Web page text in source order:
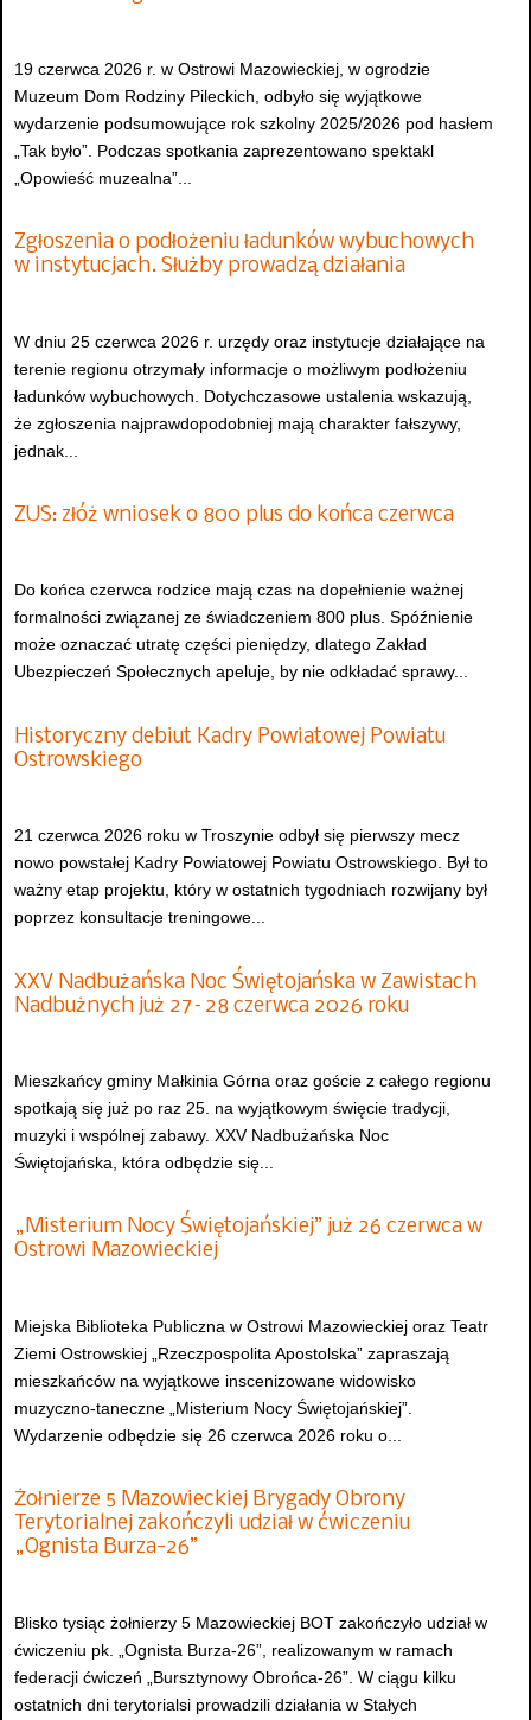
19 czerwca 2026 r. w Ostrowi Mazowieckiej, w ogrodzie
Muzeum Dom Rodziny Pileckich, odbyło się wyjątkowe
wydarzenie podsumowujące rok szkolny 2025/2026 pod hasłem
„Tak było”. Podczas spotkania zaprezentowano spektakl
„Opowieść muzealna”...
Zgłoszenia o podłożeniu ładunków wybuchowych
w instytucjach. Służby prowadzą działania
W dniu 25 czerwca 2026 r. urzędy oraz instytucje działające na
terenie regionu otrzymały informacje o możliwym podłożeniu
ładunków wybuchowych. Dotychczasowe ustalenia wskazują,
że zgłoszenia najprawdopodobniej mają charakter fałszywy,
jednak...
ZUS: złóż wniosek o 800 plus do końca czerwca
Do końca czerwca rodzice mają czas na dopełnienie ważnej
formalności związanej ze świadczeniem 800 plus. Spóźnienie
może oznaczać utratę części pieniędzy, dlatego Zakład
Ubezpieczeń Społecznych apeluje, by nie odkładać sprawy...
Historyczny debiut Kadry Powiatowej Powiatu
Ostrowskiego
21 czerwca 2026 roku w Troszynie odbył się pierwszy mecz
nowo powstałej Kadry Powiatowej Powiatu Ostrowskiego. Był to
ważny etap projektu, który w ostatnich tygodniach rozwijany był
poprzez konsultacje treningowe...
XXV Nadbużańska Noc Świętojańska w Zawistach
Nadbużnych już 27–28 czerwca 2026 roku
Mieszkańcy gminy Małkinia Górna oraz goście z całego regionu
spotkają się już po raz 25. na wyjątkowym święcie tradycji,
muzyki i wspólnej zabawy. XXV Nadbużańska Noc
Świętojańska, która odbędzie się...
„Misterium Nocy Świętojańskiej” już 26 czerwca w
Ostrowi Mazowieckiej
Miejska Biblioteka Publiczna w Ostrowi Mazowieckiej oraz Teatr
Ziemi Ostrowskiej „Rzeczpospolita Apostolska” zapraszają
mieszkańców na wyjątkowe inscenizowane widowisko
muzyczno-taneczne „Misterium Nocy Świętojańskiej”.
Wydarzenie odbędzie się 26 czerwca 2026 roku o...
Żołnierze 5 Mazowieckiej Brygady Obrony
Terytorialnej zakończyli udział w ćwiczeniu
„Ognista Burza-26”
Blisko tysiąc żołnierzy 5 Mazowieckiej BOT zakończyło udział w
ćwiczeniu pk. „Ognista Burza-26”, realizowanym w ramach
federacji ćwiczeń „Bursztynowy Obrońca-26”. W ciągu kilku
ostatnich dni terytorialsi prowadzili działania w Stałych